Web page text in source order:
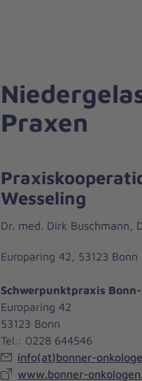
Praxen
Wesseling
Dr. med. Dirk Buschmann,
Europaring 42, 53123 Bonn
Schwerpunktpraxis
Europaring 42
53123 Bonn
Tel.: 0228 644546
info(at)bonner-
www.bonner-